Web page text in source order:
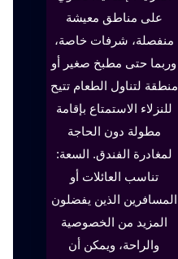
على مناطق معيشة
منفصلة، شرفات خاصة،
وربما حتى مطبخ صغير أو
منطقة لتناول الطعام تتيح
للنزلاء الاستمتاع بإقامة
مطولة دون الحاجة
لمغادرة الفندق. السعة:
تناسب العائلات أو
المسافرين الذين يفضلون
المزيد من الخصوصية
والراحة، ويمكن أن